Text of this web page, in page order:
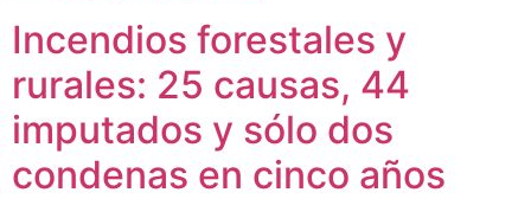
Incendios forestales y
rurales: 25 causas, 44
imputados y sólo dos
condenas en cinco años